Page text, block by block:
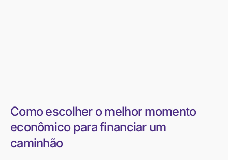
Como escolher o melhor momento
econômico para financiar um
caminhão